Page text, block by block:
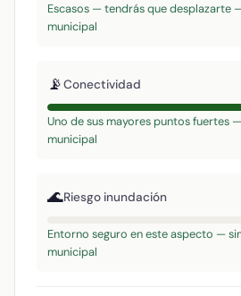
Escasos — tendrás que desplazarte
municipal
📡Conectividad
Uno de sus mayores puntos fuertes
municipal
🌊Riesgo inundación
Entorno seguro en este aspecto —
municipal